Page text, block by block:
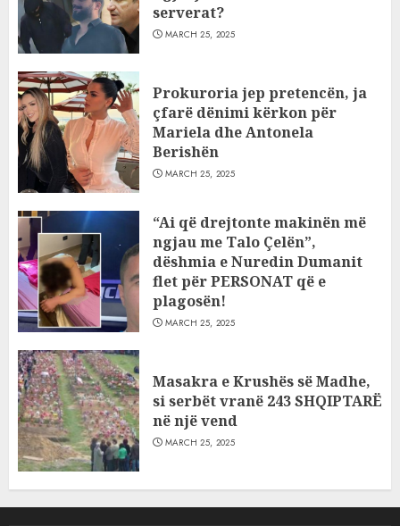
serverat?
MARCH 25, 2025
Prokuroria jep pretencën, ja
çfarë dënimi kërkon për
Mariela dhe Antonela
Berishën
MARCH 25, 2025
“Ai që drejtonte makinën më
ngjau me Talo Çelën”,
dëshmia e Nuredin Dumanit
flet për PERSONAT që e
plagosën!
MARCH 25, 2025
Masakra e Krushës së Madhe,
si serbët vranë 243 SHQIPTARË
në një vend
MARCH 25, 2025